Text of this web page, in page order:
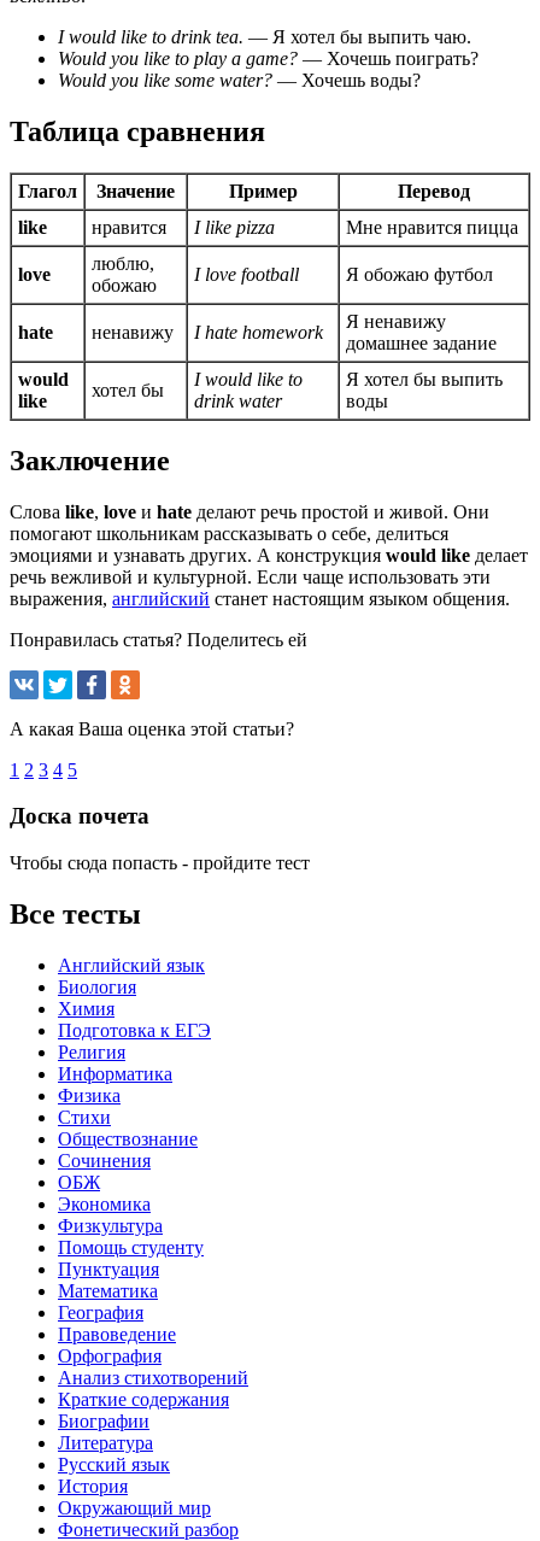
I would like to drink tea. — Я хотел бы выпить чаю.
Would you like to play a game? — Хочешь поиграть?
Would you like some water? — Хочешь воды?
Таблица сравнения
Глагол Значение Пример
Перевод
like
нравится I like pizza Мне нравится пицца
love
люблю,
обожаю
I love football Я обожаю футбол
hate ненавижу I hate homework
Я ненавижу
домашнее задание
would
like
хотел бы
I would like to
drink water
Я хотел бы выпить
воды
Заключение
Слова like, love и hate делают речь простой и живой. Они
помогают школьникам рассказывать о себе, делиться
эмоциями и узнавать других. А конструкция would like делает
речь вежливой и культурной. Если чаще использовать эти
выражения, английский станет настоящим языком общения.
Понравилась статья? Поделитесь ей
А какая Ваша оценка этой статьи?
1 2 3 4 5
Доска почета
Чтобы сюда попасть - пройдите тест
Все тесты
Английский язык
Биология
Химия
Подготовка к ЕГЭ
Религия
Информатика
Физика
Стихи
Обществознание
Сочинения
ОБЖ
Экономика
Физкультура
Помощь студенту
Пунктуация
Математика
География
Правоведение
Орфография
Анализ стихотворений
Краткие содержания
Биографии
Литература
Русский язык
История
Окружающий мир
Фонетический разбор